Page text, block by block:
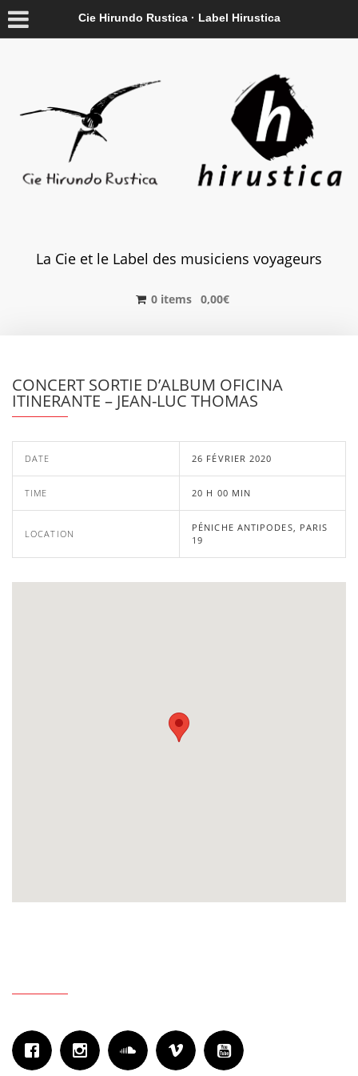
Cie Hirundo Rustica · Label Hirustica
La Cie et le Label des musiciens voyageurs
0 items 0,00€
CONCERT SORTIE D’ALBUM OFICINA
ITINERANTE – JEAN-LUC THOMAS
DATE 26 FÉVRIER 2020
TIME 20 H 00 MIN
LOCATION
PÉNICHE ANTIPODES, PARIS
19